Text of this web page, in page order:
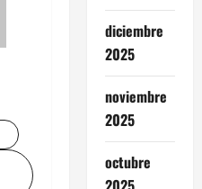
diciembre
2025
noviembre
2025
octubre